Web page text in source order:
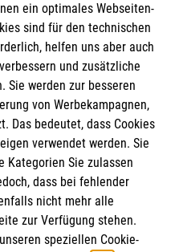
ein optimales Webseiten-
sind für den technischen
helfen uns aber auch
und zusätzliche
Sie werden zur besseren
von Werbekampagnen,
Das bedeutet, dass Cookies
verwendet werden. Sie
Kategorien Sie zulassen
dass bei fehlender
nicht mehr alle
zur Verfügung stehen.
speziellen Cookie-